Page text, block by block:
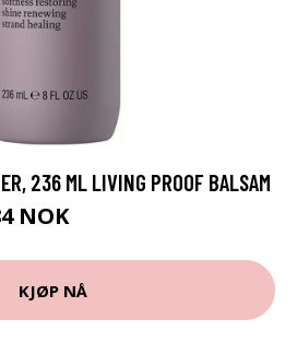
236 ML LIVING PROOF BALSAM
NOK
KJØP NÅ